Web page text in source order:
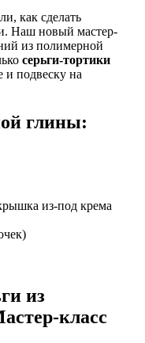
как сделать
Наш новый мастер-
из полимерной
серьги-тортики
и подвеску на
глины:
из-под крема
из
класс